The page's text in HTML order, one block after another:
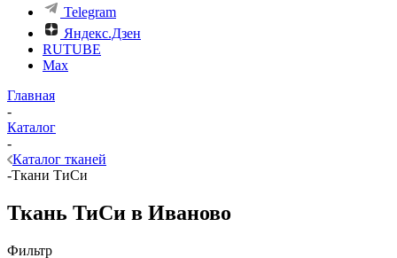
Telegram
Яндекс.Дзен
RUTUBE
Max
Главная
-
Каталог
-
Каталог тканей
-Ткани ТиСи
Ткань ТиСи в Иваново
Фильтр